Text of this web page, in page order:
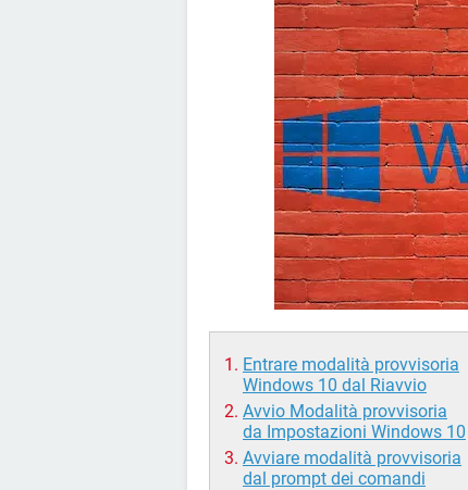
Entrare modalità provvisoria
Windows 10 dal Riavvio
Avvio Modalità provvisoria
da Impostazioni Windows 10
Avviare modalità provvisoria
dal prompt dei comandi